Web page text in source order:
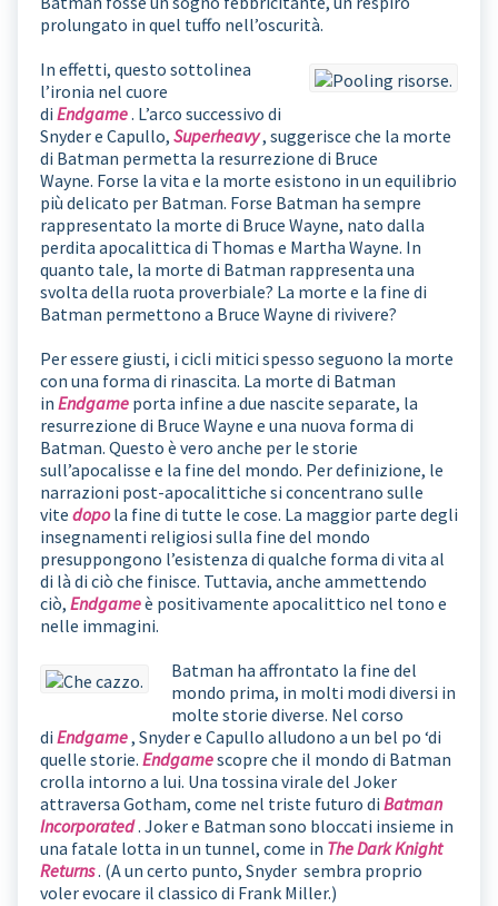
prolungato in quel tuffo nell’oscurità.
In effetti, questo sottolinea
l’ironia nel cuore
di Endgame. L’arco successivo di
Snyder e Capullo, Superheavy, suggerisce che la morte
di Batman permetta la resurrezione di Bruce
Wayne. Forse la vita e la morte esistono in un equilibrio
più delicato per Batman. Forse Batman ha sempre
rappresentato la morte di Bruce Wayne, nato dalla
perdita apocalittica di Thomas e Martha Wayne. In
quanto tale, la morte di Batman rappresenta una
svolta della ruota proverbiale? La morte e la fine di
Batman permettono a Bruce Wayne di rivivere?
Per essere giusti, i cicli mitici spesso seguono la morte
con una forma di rinascita. La morte di Batman
in Endgame porta infine a due nascite separate, la
resurrezione di Bruce Wayne e una nuova forma di
Batman. Questo è vero anche per le storie
sull’apocalisse e la fine del mondo. Per definizione, le
narrazioni post-apocalittiche si concentrano sulle
vite dopola fine di tutte le cose. La maggior parte degli
insegnamenti religiosi sulla fine del mondo
presuppongono l’esistenza di qualche forma di vita al
di là di ciò che finisce. Tuttavia, anche ammettendo
ciò, Endgameè positivamente apocalittico nel tono e
nelle immagini.
Batman ha affrontato la fine del
mondo prima, in molti modi diversi in
molte storie diverse. Nel corso
di Endgame, Snyder e Capullo alludono a un bel po ‘di
quelle storie. Endgamescopre che il mondo di Batman
crolla intorno a lui. Una tossina virale del Joker
attraversa Gotham, come nel triste futuro di Batman
Incorporated. Joker e Batman sono bloccati insieme in
una fatale lotta in un tunnel, come in The Dark Knight
Returns. (A un certo punto, Snyder sembra proprio
voler evocare il classico di Frank Miller.)